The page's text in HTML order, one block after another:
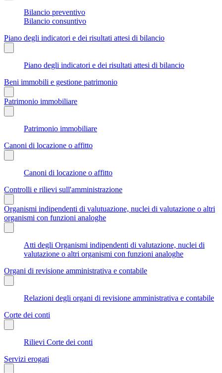
Bilancio preventivo
Bilancio consuntivo
Piano degli indicatori e dei risultati attesi di bilancio
Piano degli indicatori e dei risultati attesi di bilancio
Beni immobili e gestione patrimonio
Patrimonio immobiliare
Patrimonio immobiliare
Canoni di locazione o affitto
Canoni di locazione o affitto
Controlli e rilievi sull'amministrazione
Organismi indipendenti di valutuazione, nuclei di valutazione o altri
organismi con funzioni analoghe
Atti degli Organismi indipendenti di valutazione, nuclei di
valutazione o altri organismi con funzioni analoghe
Organi di revisione amministrativa e contabile
Relazioni degli organi di revisione amministrativa e contabile
Corte dei conti
Rilievi Corte dei conti
Servizi erogati